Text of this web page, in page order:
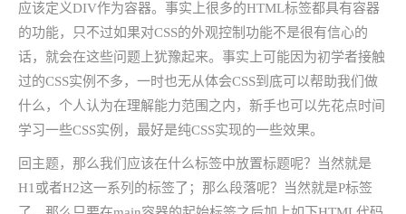
应该定义DIV作为容器。事实上很多的HTML标签都具有容器
的功能，只不过如果对CSS的外观控制功能不是很有信心的
话，就会在这些问题上犹豫起来。事实上可能因为初学者接触
过的CSS实例不多，一时也无从体会CSS到底可以帮助我们做
什么，个人认为在理解能力范围之内，新手也可以先花点时间
学习一些CSS实例，最好是纯CSS实现的一些效果。
回主题，那么我们应该在什么标签中放置标题呢？当然就是
H1或者H2这一系列的标签了；那么段落呢？当然就是P标签